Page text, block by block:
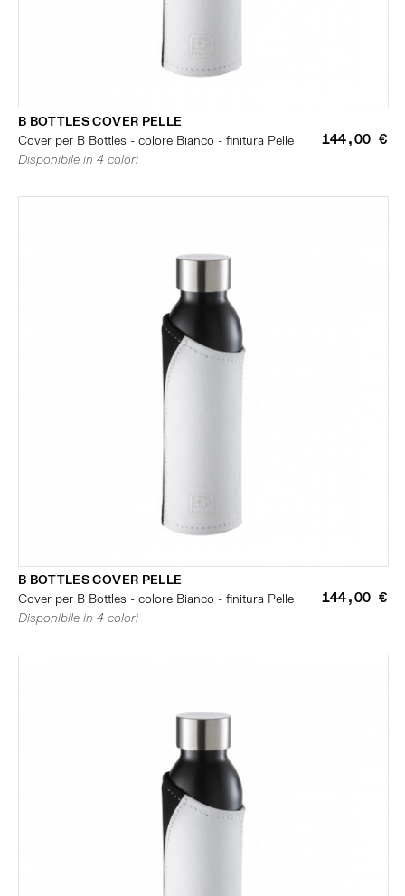
B BOTTLES COVER PELLE
Cover per B Bottles - colore Bianco - finitura Pelle
144,00 €
Disponibile in 4 colori
B BOTTLES COVER PELLE
Cover per B Bottles - colore Bianco - finitura Pelle
144,00 €
Disponibile in 4 colori